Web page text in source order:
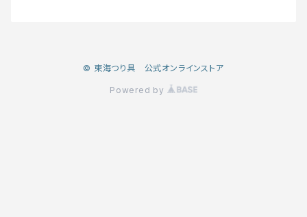
© 東海つり具 公式オンラインストア
Powered by